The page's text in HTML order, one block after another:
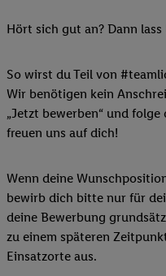
Hört sich gut an? Dann
So wirst du Teil von
Wir benötigen kein
„Jetzt bewerben“ und
freuen uns auf dich!
Wenn deine
bewirb dich bitte nur für
deine Bewerbung
zu einem späteren
Einsatzorte aus.